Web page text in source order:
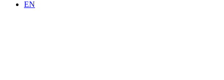
EN